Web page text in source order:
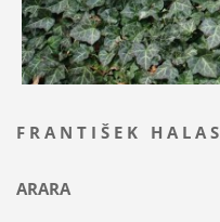
F R A N T I Š E K H A L A S
ARARA